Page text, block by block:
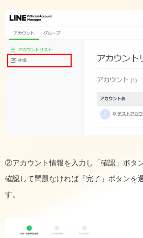
②アカウント情報を入力し「確認」ボタ
確認して問題なければ「完了」ボタンを
す。